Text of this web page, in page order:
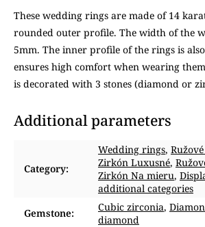
These wedding rings are made of 14
rounded outer profile. The width of the
5mm. The inner profile of the rings is
ensures high comfort when wearing
is decorated with 3 stones (diamond or
Additional parameters
Category:
Wedding rings,
Zirkón Luxusné,
Zirkón Na mieru,
additional categories
Gemstone: Cubic zirconia,
diamond